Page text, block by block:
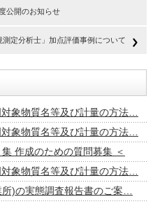
公開のお知らせ
定分析士」加点評価事例について
象物質名等及び計量の方法…
象物質名等及び計量の方法…
作成のための質問募集 ＜
象物質名等及び計量の方法…
)の実態調査報告書のご案…